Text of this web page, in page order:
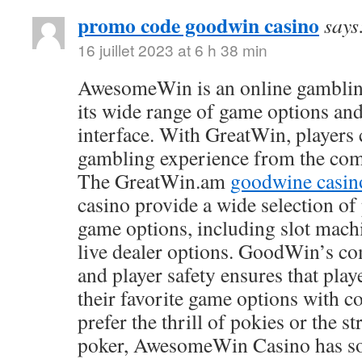
promo code goodwin casino
16 juillet 2023 at 6 h 38 min
AwesomeWin is an online
its wide range of game options
interface. With GreatWin, players
gambling experience from the
The GreatWin.am goodwine
casino provide a wide selection
game options, including slot
live dealer options. GoodWin’s
and player safety ensures that
their favorite game options with
prefer the thrill of pokies or the
poker, AwesomeWin Casino has